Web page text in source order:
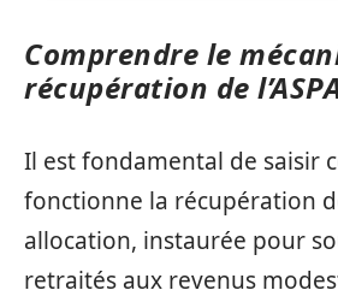
Comprendre le
récupération de
Il est fondamental de saisir
fonctionne la récupération
allocation, instaurée pour
retraités aux revenus